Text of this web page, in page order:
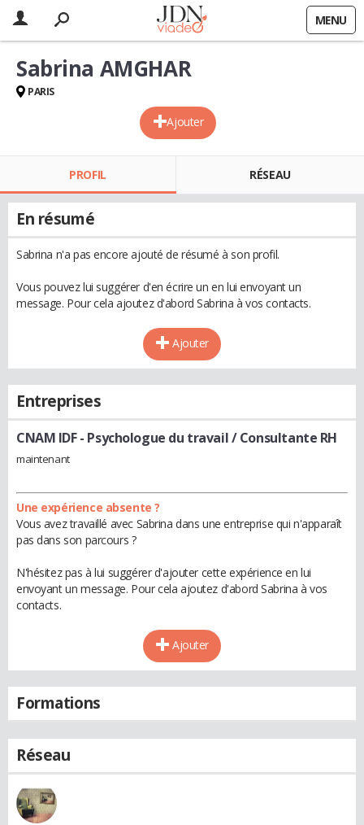
MENU
Ajouter
Sabrina AMGHAR
PARIS
PROFIL RÉSEAU
En résumé
Sabrina n'a pas encore ajouté de résumé à son profil.
Vous pouvez lui suggérer d'en écrire un en lui envoyant un
message. Pour cela ajoutez d'abord Sabrina à vos contacts.
Ajouter
Entreprises
CNAM IDF- Psychologue du travail / Consultante RH
maintenant
Une expérience absente ?
Vous avez travaillé avec Sabrina dans une entreprise qui n'apparaît
pas dans son parcours ?
N'hésitez pas à lui suggérer d'ajouter cette expérience en lui
envoyant un message. Pour cela ajoutez d'abord Sabrina à vos
contacts.
Ajouter
Formations
Réseau